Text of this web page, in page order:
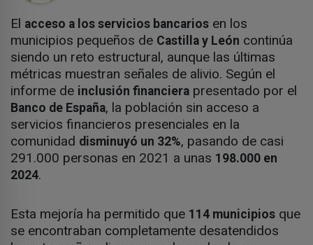
El acceso a los servicios bancarios en los
municipios pequeños de Castilla y León continúa
siendo un reto estructural, aunque las últimas
métricas muestran señales de alivio. Según el
informe de inclusión financiera presentado por el
Banco de España, la población sin acceso a
servicios financieros presenciales en la
comunidad disminuyó un 32%, pasando de casi
291.000 personas en 2021 a unas 198.000 en
2024.
Esta mejoría ha permitido que 114 municipios que
se encontraban completamente desatendidos